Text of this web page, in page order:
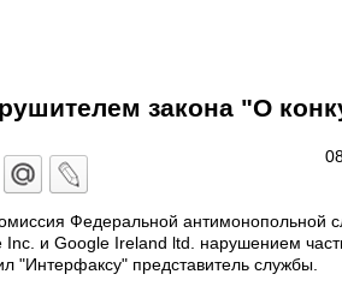
закона "О
Федеральной антимонопольной
Inc. и Google Ireland ltd. нарушением
"Интерфаксу" представитель службы.